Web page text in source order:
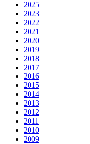
2025
2023
2022
2021
2020
2019
2018
2017
2016
2015
2014
2013
2012
2011
2010
2009